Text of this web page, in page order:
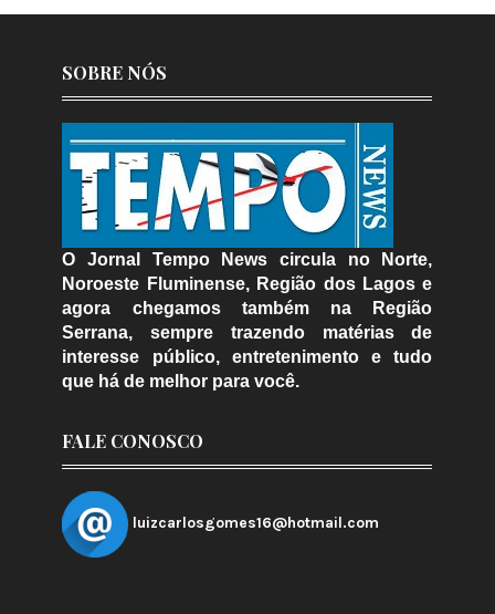
SOBRE NÓS
O Jornal Tempo News circula no Norte,
Noroeste Fluminense, Região dos Lagos e
agora chegamos também na Região
Serrana, sempre trazendo matérias de
interesse público, entretenimento e tudo
que há de melhor para você.
FALE CONOSCO
luizcarlosgomes16@hotmail.com